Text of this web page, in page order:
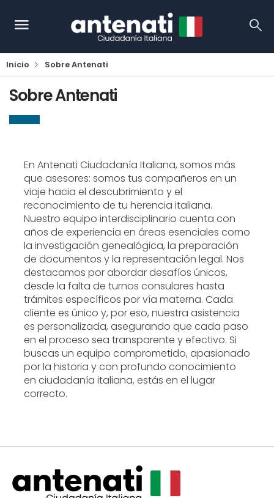
Inicio Sobre Antenati
Sobre Antenati
En Antenati Ciudadanía Italiana, somos más
que asesores: somos tus compañeros en un
viaje hacia el descubrimiento y el
reconocimiento de tu herencia italiana.
Nuestro equipo interdisciplinario cuenta con
años de experiencia en áreas esenciales como
la investigación genealógica, la preparación
de documentos y la representación legal. Nos
destacamos por abordar desafíos únicos,
desde la falta de turnos consulares hasta
trámites específicos por vía materna. Cada
cliente es único y, por eso, nuestra asistencia
es personalizada, asegurando que cada paso
en el proceso sea transparente y efectivo. Si
buscas un equipo comprometido, apasionado
por la historia y con profundo conocimiento
en ciudadanía italiana, estás en el lugar
correcto.